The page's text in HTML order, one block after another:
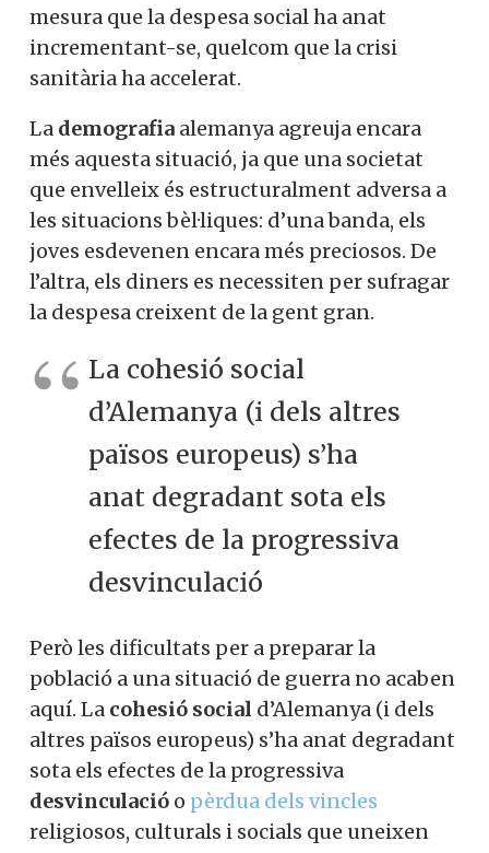
mesura que la despesa social ha anat
incrementant-se, quelcom que la crisi
sanitària ha accelerat.
La demografia alemanya agreuja encara
més aquesta situació, ja que una societat
que envelleix és estructuralment adversa a
les situacions bèl·liques: d’una banda, els
joves esdevenen encara més preciosos. De
l’altra, els diners es necessiten per sufragar
la despesa creixent de la gent gran.
La cohesió social
d’Alemanya (i dels altres
països europeus) s’ha
anat degradant sota els
efectes de la progressiva
desvinculació
Però les dificultats per a preparar la
població a una situació de guerra no acaben
aquí. La cohesió social d’Alemanya (i dels
altres països europeus) s’ha anat degradant
sota els efectes de la progressiva
desvinculació o pèrdua dels vincles
religiosos, culturals i socials que uneixen